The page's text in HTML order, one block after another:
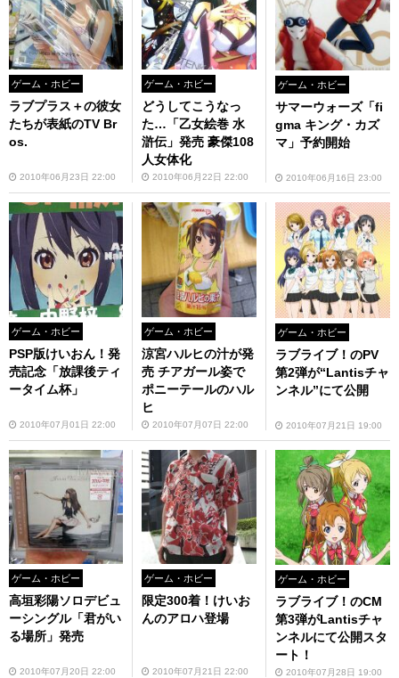
ゲーム・ホビー
ラブプラス＋の彼女
たちが表紙のTV Br
os.
2010年06月23日 22:00
ゲーム・ホビー
どうしてこうなっ
た…「乙女絵巻 水
滸伝」発売 豪傑108
人女体化
2010年06月22日 22:00
ゲーム・ホビー
サマーウォーズ「fi
gma キング・カズ
マ」予約開始
2010年06月16日 23:00
ゲーム・ホビー
PSP版けいおん！発
売記念「放課後ティ
ータイム杯」
2010年07月01日 22:00
ゲーム・ホビー
涼宮ハルヒの汁が発
売 チアガール姿で
ポニーテールのハル
ヒ
2010年07月07日 22:00
ゲーム・ホビー
ラブライブ！のPV
第2弾が“Lantisチャ
ンネル”にて公開
2010年07月21日 19:00
ゲーム・ホビー
高垣彩陽ソロデビュ
ーシングル「君がい
る場所」発売
2010年07月20日 22:00
ゲーム・ホビー
限定300着！けいお
んのアロハ登場
2010年07月21日 22:00
ゲーム・ホビー
ラブライブ！のCM
第3弾がLantisチャ
ンネルにて公開スタ
ート！
2010年07月28日 19:00